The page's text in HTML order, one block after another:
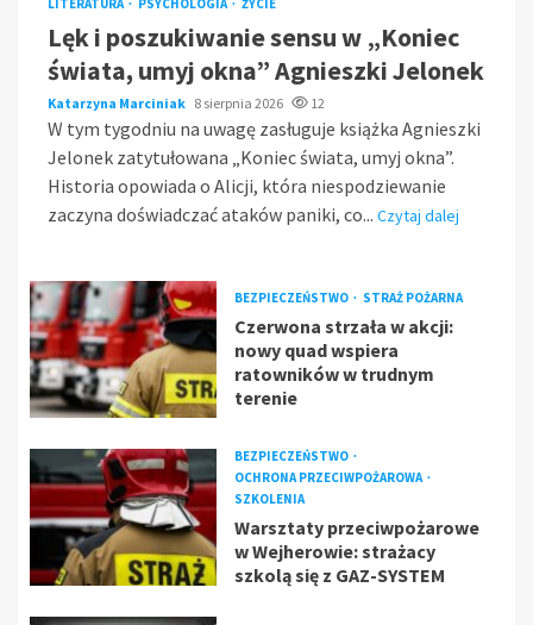
Lęk i poszukiwanie sensu w „Koniec
świata, umyj okna” Agnieszki Jelonek
Katarzyna Marciniak 8 sierpnia 2026 12
W tym tygodniu na uwagę zasługuje książka Agnieszki
Jelonek zatytułowana „Koniec świata, umyj okna”.
Historia opowiada o Alicji, która niespodziewanie
zaczyna doświadczać ataków paniki, co... Czytaj dalej
BEZPIECZEŃSTWO STRAŻ POŻARNA
Czerwona strzała w akcji:
nowy quad wspiera
ratowników w trudnym
terenie
BEZPIECZEŃSTWO
OCHRONA PRZECIWPOŻAROWA
SZKOLENIA
Warsztaty przeciwpożarowe
w Wejherowie: strażacy
szkolą się z GAZ-SYSTEM